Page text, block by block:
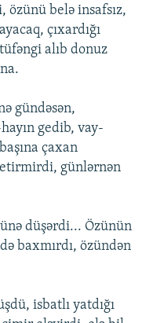
özünü belə insafsız,
çıxardığı
alıb donuz
gündəsən,
gedib, vay-
çaxan
günlərnən
düşərdi... Özünün
baxmırdı, özündən
isbatlı yatdığı